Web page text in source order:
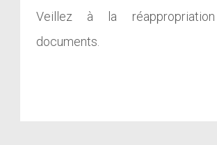
Veillez à la
documents.